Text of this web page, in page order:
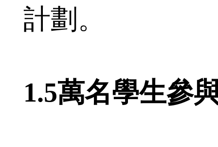
計劃。
1.5萬名學生參